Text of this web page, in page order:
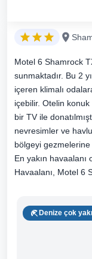
Motel 6 Shamrock
sunmaktadır. Bu 2
içeren klimalı
içebilir. Otelin konuk
bir TV ile
nevresimler ve
bölgeyi gezmelerine
En yakın
Havaalanı, Motel 6
Denize çok